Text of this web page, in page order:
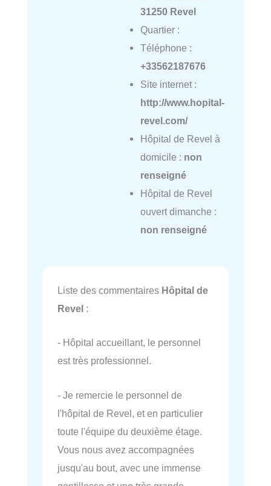
31250 Revel
Quartier :
Téléphone :
+33562187676
Site internet :
http://www.hopital-
revel.com/
Hôpital de Revel à
domicile : non
renseigné
Hôpital de Revel
ouvert dimanche :
non renseigné
Liste des commentaires Hôpital de
Revel :
- Hôpital accueillant, le personnel
est très professionnel.
- Je remercie le personnel de
l'hôpital de Revel, et en particulier
toute l'équipe du deuxième étage.
Vous nous avez accompagnées
jusqu'au bout, avec une immense